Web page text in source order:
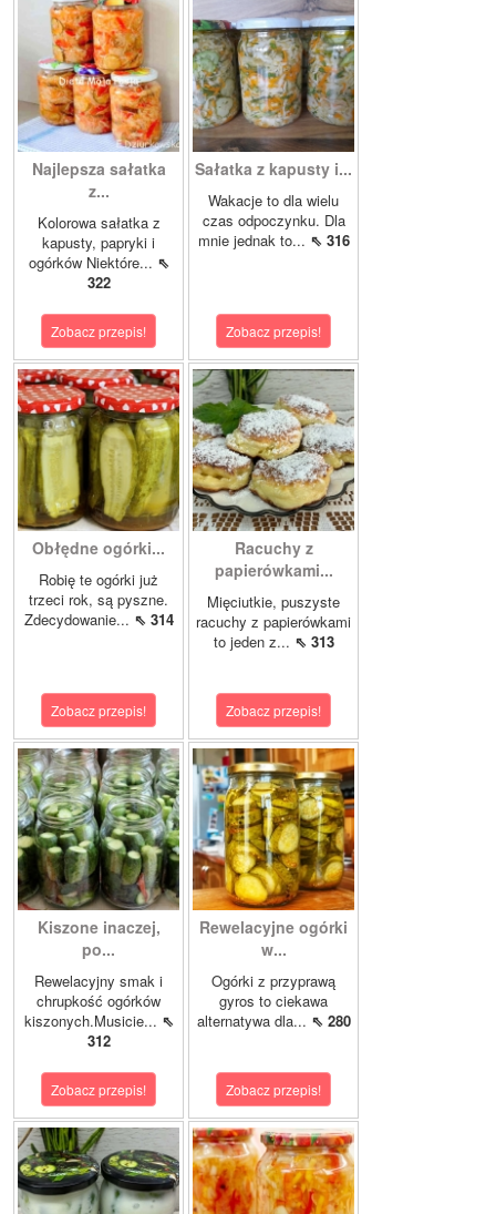
Najlepsza sałatka
z...
Kolorowa sałatka z
kapusty, papryki i
ogórków Niektóre... ⇖
322
Zobacz przepis!
Sałatka z kapusty i...
Wakacje to dla wielu
czas odpoczynku. Dla
mnie jednak to... ⇖ 316
Zobacz przepis!
Obłędne ogórki...
Robię te ogórki już
trzeci rok, są pyszne.
Zdecydowanie... ⇖ 314
Zobacz przepis!
Racuchy z
papierówkami...
Mięciutkie, puszyste
racuchy z papierówkami
to jeden z... ⇖ 313
Zobacz przepis!
Kiszone inaczej,
po...
Rewelacyjny smak i
chrupkość ogórków
kiszonych.Musicie... ⇖
312
Zobacz przepis!
Rewelacyjne ogórki
w...
Ogórki z przyprawą
gyros to ciekawa
alternatywa dla... ⇖ 280
Zobacz przepis!